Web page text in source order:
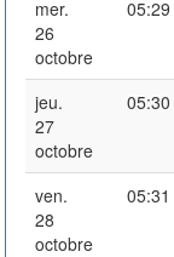
mer.
26
octobre
05:29
jeu.
27
octobre
05:30
ven.
28
octobre
05:31